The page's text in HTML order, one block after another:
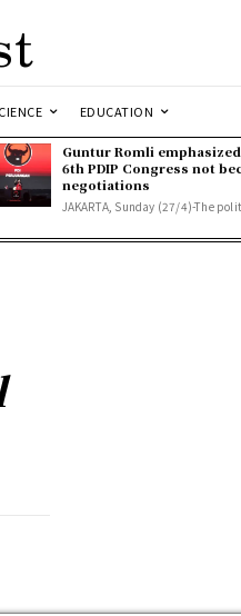
EDUCATION
Guntur Romli
6th PDIP Congress not
negotiations
JAKARTA, Sunday (27/4)-The